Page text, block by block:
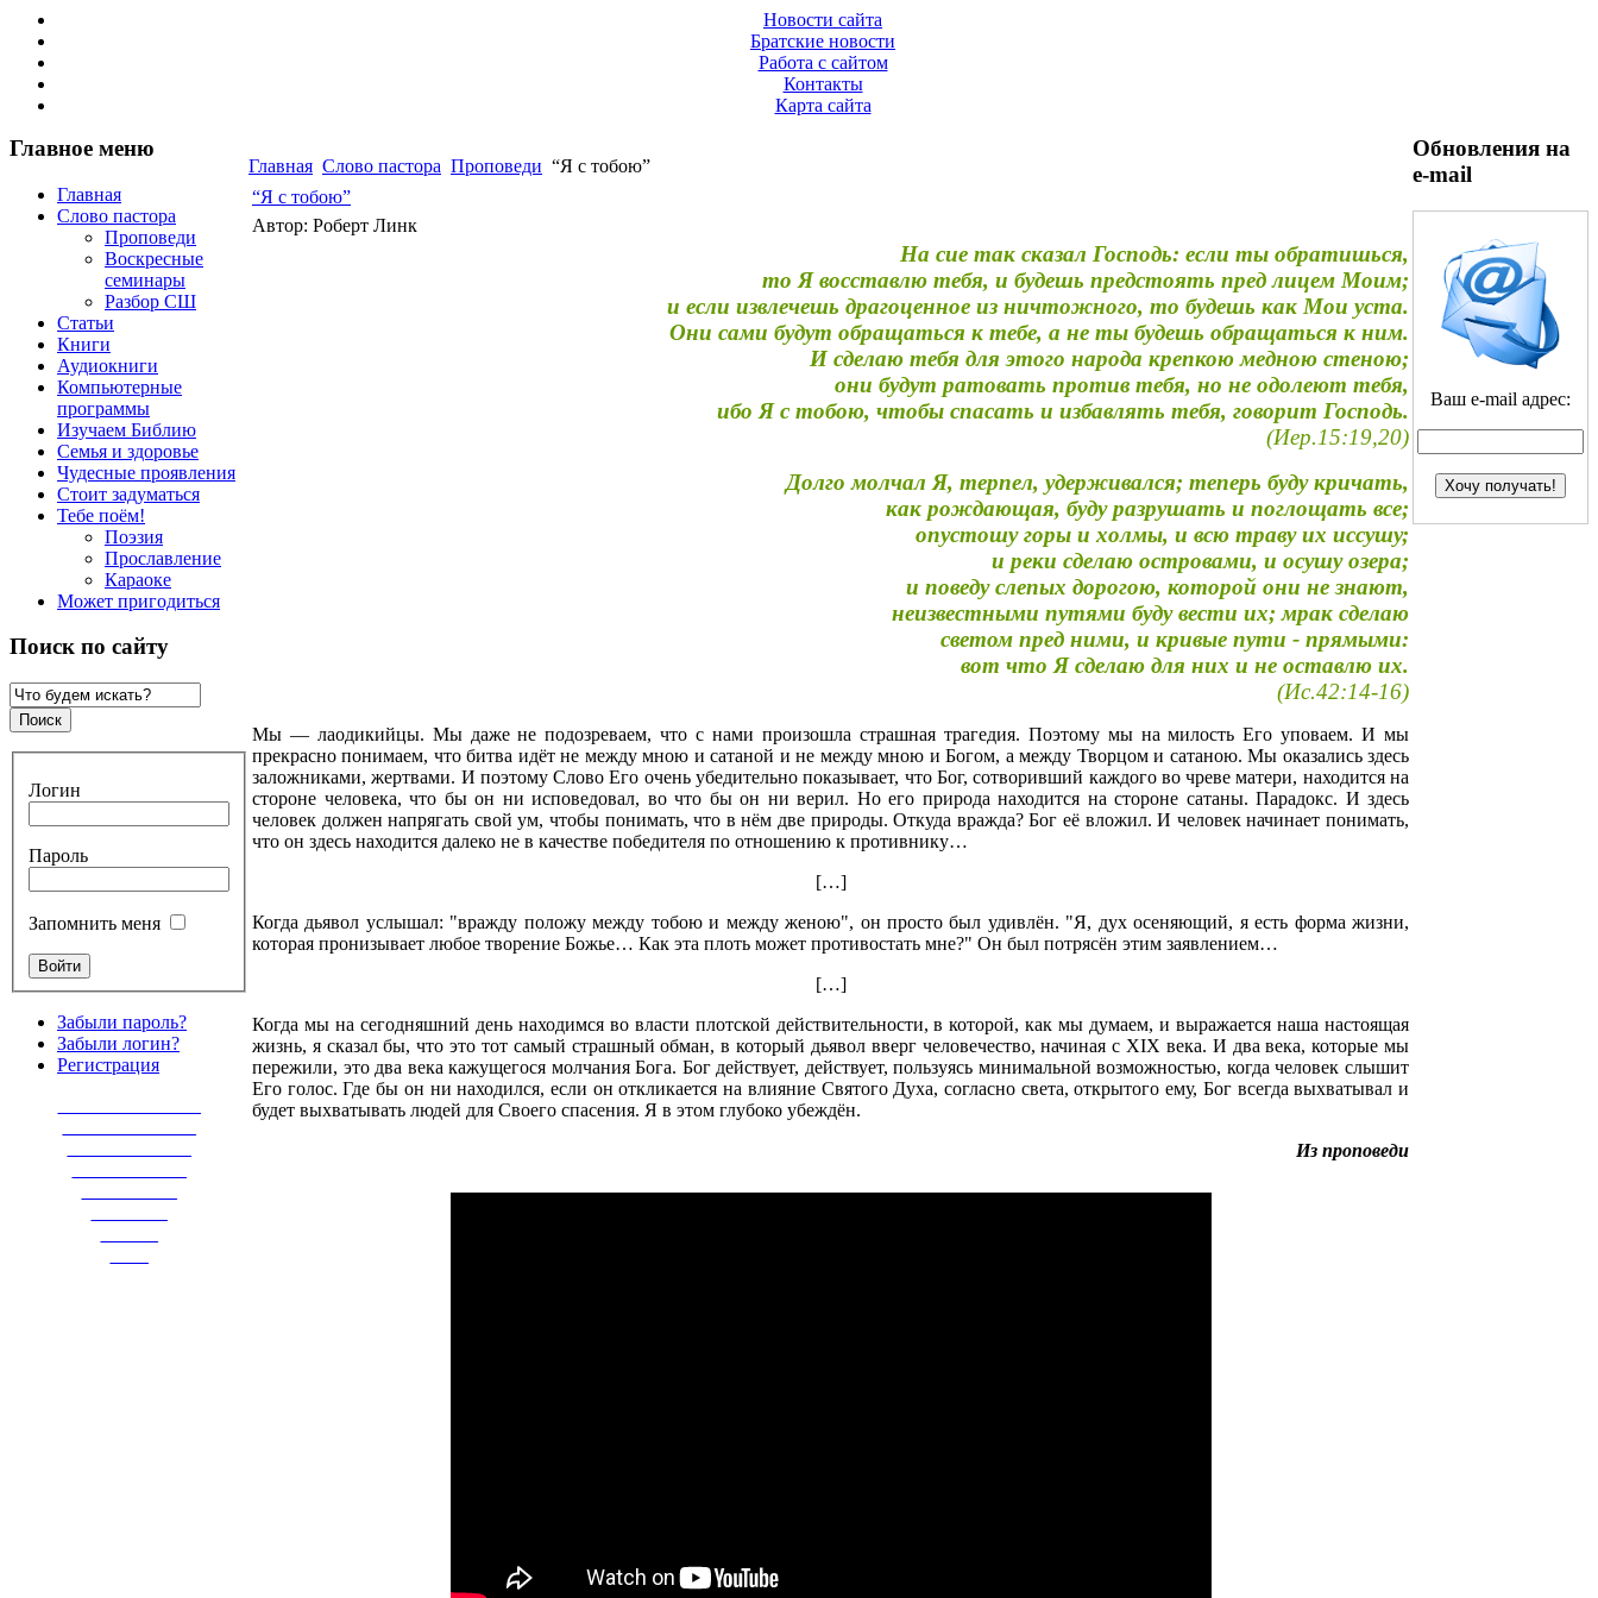
Новости сайта
Братские новости
Работа с сайтом
Контакты
Карта сайта
Главное меню
Главная
Слово пастора
Проповеди
Воскресные
семинары
Разбор СШ
Статьи
Книги
Аудиокниги
Компьютерные
программы
Изучаем Библию
Семья и здоровье
Чудесные проявления
Стоит задуматься
Тебе поём!
Поэзия
Прославление
Караоке
Может пригодиться
Поиск по сайту
Логин
Пароль
Запомнить меня
Забыли пароль?
Забыли логин?
Регистрация
Главная Слово пастора Проповеди “Я с тобою”
“Я с тобою”
Автор: Роберт Линк
На сие так сказал Господь: если ты обратишься,
то Я восставлю тебя, и будешь предстоять пред лицем Моим;
и если извлечешь драгоценное из ничтожного, то будешь как Мои уста.
Они сами будут обращаться к тебе, а не ты будешь обращаться к ним.
И сделаю тебя для этого народа крепкою медною стеною;
они будут ратовать против тебя, но не одолеют тебя,
ибо Я с тобою, чтобы спасать и избавлять тебя, говорит Господь.
(Иер.15:19,20)
Долго молчал Я, терпел, удерживался; теперь буду кричать,
как рождающая, буду разрушать и поглощать все;
опустошу горы и холмы, и всю траву их иссушу;
и реки сделаю островами, и осушу озера;
и поведу слепых дорогою, которой они не знают,
неизвестными путями буду вести их; мрак сделаю
светом пред ними, и кривые пути - прямыми:
вот что Я сделаю для них и не оставлю их.
(Ис.42:14-16)
Мы — лаодикийцы. Мы даже не подозреваем, что с нами произошла страшная трагедия. Поэтому мы на милость Его уповаем. И мы
прекрасно понимаем, что битва идёт не между мною и сатаной и не между мною и Богом, а между Творцом и сатаною. Мы оказались здесь
заложниками, жертвами. И поэтому Слово Его очень убедительно показывает, что Бог, сотворивший каждого во чреве матери, находится на
стороне человека, что бы он ни исповедовал, во что бы он ни верил. Но его природа находится на стороне сатаны. Парадокс. И здесь
человек должен напрягать свой ум, чтобы понимать, что в нём две природы. Откуда вражда? Бог её вложил. И человек начинает понимать,
что он здесь находится далеко не в качестве победителя по отношению к противнику…
[…]
Когда дьявол услышал: "вражду положу между тобою и между женою", он просто был удивлён. "Я, дух осеняющий, я есть форма жизни,
которая пронизывает любое творение Божье… Как эта плоть может противостать мне?" Он был потрясён этим заявлением…
[…]
Когда мы на сегодняшний день находимся во власти плотской действительности, в которой, как мы думаем, и выражается наша настоящая
жизнь, я сказал бы, что это тот самый страшный обман, в который дьявол вверг человечество, начиная с XIX века. И два века, которые мы
пережили, это два века кажущегося молчания Бога. Бог действует, действует, пользуясь минимальной возможностью, когда человек слышит
Его голос. Где бы он ни находился, если он откликается на влияние Святого Духа, согласно света, открытого ему, Бог всегда выхватывал и
будет выхватывать людей для Своего спасения. Я в этом глубоко убеждён.
Из проповеди
Обновления на
e-mail
Ваш e-mail адрес: